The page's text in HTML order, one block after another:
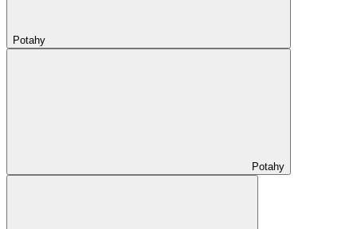
Potahy
Potahy